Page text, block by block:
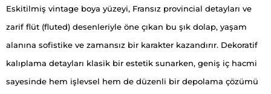
Eskitilmiş vintage boya yüzeyi, Fransız provincial detayları ve
zarif flüt (fluted) desenleriyle öne çıkan bu şık dolap, yaşam
alanına sofistike ve zamansız bir karakter kazandırır. Dekoratif
kalıplama detayları klasik bir estetik sunarken, geniş iç hacmi
sayesinde hem işlevsel hem de düzenli bir depolama çözümü